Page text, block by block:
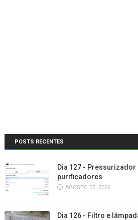
POSTS RECENTES
Dia 127 - Pressurizador
purificadores
AGOSTO 05, 2026
Dia 126 - Filtro e